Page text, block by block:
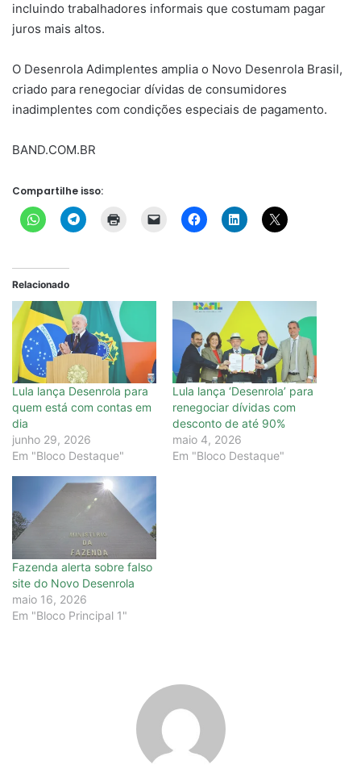
incluindo trabalhadores informais que costumam pagar
juros mais altos.
O Desenrola Adimplentes amplia o Novo Desenrola Brasil,
criado para renegociar dívidas de consumidores
inadimplentes com condições especiais de pagamento.
BAND.COM.BR
Compartilhe isso:
Relacionado
Lula lança Desenrola para
quem está com contas em
dia
junho 29, 2026
Em "Bloco Destaque"
Lula lança ‘Desenrola’ para
renegociar dívidas com
desconto de até 90%
maio 4, 2026
Em "Bloco Destaque"
Fazenda alerta sobre falso
site do Novo Desenrola
maio 16, 2026
Em "Bloco Principal 1"